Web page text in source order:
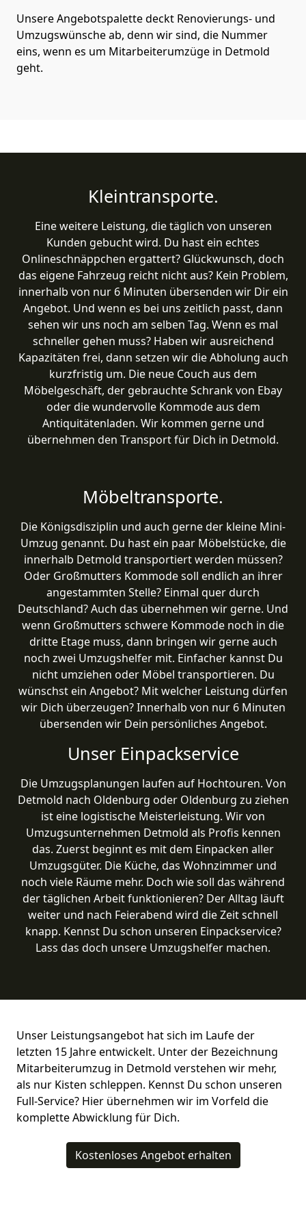
Unsere Angebotspalette deckt Renovierungs- und
Umzugswünsche ab, denn wir sind, die Nummer
eins, wenn es um Mitarbeiterumzüge in Detmold
geht.
Kleintransporte.
Eine weitere Leistung, die täglich von unseren
Kunden gebucht wird. Du hast ein echtes
Onlineschnäppchen ergattert? Glückwunsch, doch
das eigene Fahrzeug reicht nicht aus? Kein Problem,
innerhalb von nur 6 Minuten übersenden wir Dir ein
Angebot. Und wenn es bei uns zeitlich passt, dann
sehen wir uns noch am selben Tag. Wenn es mal
schneller gehen muss? Haben wir ausreichend
Kapazitäten frei, dann setzen wir die Abholung auch
kurzfristig um. Die neue Couch aus dem
Möbelgeschäft, der gebrauchte Schrank von Ebay
oder die wundervolle Kommode aus dem
Antiquitätenladen. Wir kommen gerne und
übernehmen den Transport für Dich in Detmold.
Möbeltransporte.
Die Königsdisziplin und auch gerne der kleine Mini-
Umzug genannt. Du hast ein paar Möbelstücke, die
innerhalb Detmold transportiert werden müssen?
Oder Großmutters Kommode soll endlich an ihrer
angestammten Stelle? Einmal quer durch
Deutschland? Auch das übernehmen wir gerne. Und
wenn Großmutters schwere Kommode noch in die
dritte Etage muss, dann bringen wir gerne auch
noch zwei Umzugshelfer mit. Einfacher kannst Du
nicht umziehen oder Möbel transportieren. Du
wünschst ein Angebot? Mit welcher Leistung dürfen
wir Dich überzeugen? Innerhalb von nur 6 Minuten
übersenden wir Dein persönliches Angebot.
Unser Einpackservice
Die Umzugsplanungen laufen auf Hochtouren. Von
Detmold nach Oldenburg oder Oldenburg zu ziehen
ist eine logistische Meisterleistung. Wir von
Umzugsunternehmen Detmold als Profis kennen
das. Zuerst beginnt es mit dem Einpacken aller
Umzugsgüter. Die Küche, das Wohnzimmer und
noch viele Räume mehr. Doch wie soll das während
der täglichen Arbeit funktionieren? Der Alltag läuft
weiter und nach Feierabend wird die Zeit schnell
knapp. Kennst Du schon unseren Einpackservice?
Lass das doch unsere Umzugshelfer machen.
Unser Leistungsangebot hat sich im Laufe der
letzten 15 Jahre entwickelt. Unter der Bezeichnung
Mitarbeiterumzug in Detmold verstehen wir mehr,
als nur Kisten schleppen. Kennst Du schon unseren
Full-Service? Hier übernehmen wir im Vorfeld die
komplette Abwicklung für Dich.
Kostenloses Angebot erhalten